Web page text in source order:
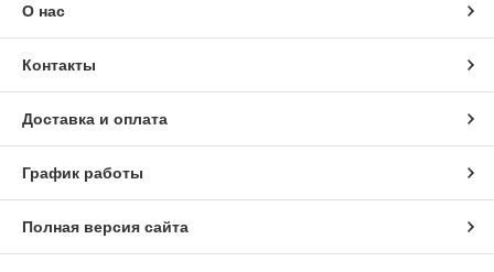
О нас
Контакты
Доставка и оплата
График работы
Полная версия сайта